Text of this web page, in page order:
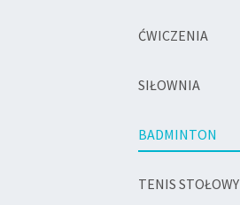
ĆWICZENIA
SIŁOWNIA
BADMINTON
TENIS STOŁOWY